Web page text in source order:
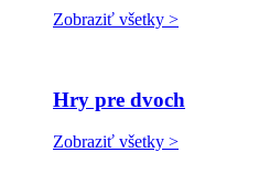
Zobraziť všetky >
Hry pre dvoch
Zobraziť všetky >